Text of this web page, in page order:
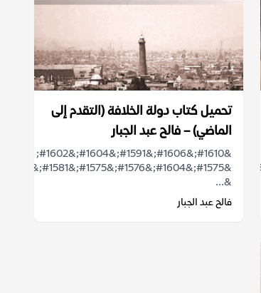
تحميل كتاب دولة الخلافة (التقدم إلى
الماضي) – فالح عبد الجبار
&#1610;&#1606;&#1591;&#1604;&#1602;
&...
فالح عبد الجبار